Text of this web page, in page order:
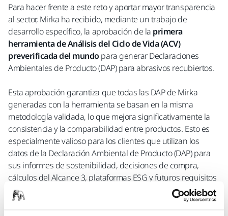
Para hacer frente a este reto y aportar mayor transparencia
al sector, Mirka ha recibido, mediante un trabajo de
desarrollo específico, la aprobación de la primera
herramienta de Análisis del Ciclo de Vida (ACV)
preverificada del mundo para generar Declaraciones
Ambientales de Producto (DAP) para abrasivos recubiertos.
Esta aprobación garantiza que todas las DAP de Mirka
generadas con la herramienta se basan en la misma
metodología validada, lo que mejora significativamente la
consistencia y la comparabilidad entre productos. Esto es
especialmente valioso para los clientes que utilizan los
datos de la Declaración Ambiental de Producto (DAP) para
sus informes de sostenibilidad, decisiones de compra,
cálculos del Alcance 3, plataformas ESG y futuros requisitos
del Pasaporte Digital de Producto.